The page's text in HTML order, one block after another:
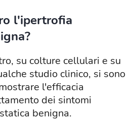
l'ipertrofia
su colture cellulari e su
studio clinico, si sono
l'efficacia
dei sintomi
benigna.